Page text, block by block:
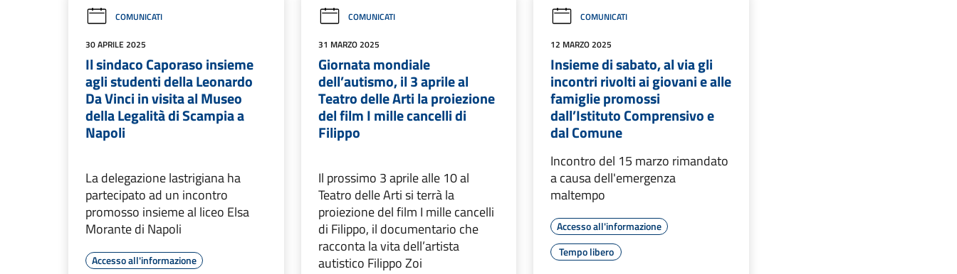
COMUNICATI
30 APRILE 2025
Il sindaco Caporaso insieme
agli studenti della Leonardo
Da Vinci in visita al Museo
della Legalità di Scampia a
Napoli
La delegazione lastrigiana ha
partecipato ad un incontro
promosso insieme al liceo Elsa
Morante di Napoli
Accesso all'informazione
COMUNICATI
31 MARZO 2025
Giornata mondiale
dell’autismo, il 3 aprile al
Teatro delle Arti la proiezione
del film I mille cancelli di
Filippo
Il prossimo 3 aprile alle 10 al
Teatro delle Arti si terrà la
proiezione del film I mille cancelli
di Filippo, il documentario che
racconta la vita dell’artista
autistico Filippo Zoi
COMUNICATI
12 MARZO 2025
Insieme di sabato, al via gli
incontri rivolti ai giovani e alle
famiglie promossi
dall’Istituto Comprensivo e
dal Comune
Incontro del 15 marzo rimandato
a causa dell'emergenza
maltempo
Accesso all'informazione
Tempo libero